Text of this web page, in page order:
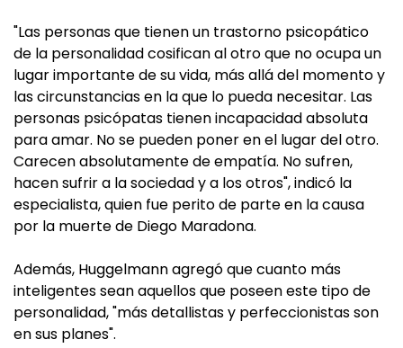
"Las personas que tienen un trastorno psicopático
de la personalidad cosifican al otro que no ocupa un
lugar importante de su vida, más allá del momento y
las circunstancias en la que lo pueda necesitar. Las
personas psicópatas tienen incapacidad absoluta
para amar. No se pueden poner en el lugar del otro.
Carecen absolutamente de empatía. No sufren,
hacen sufrir a la sociedad y a los otros", indicó la
especialista, quien fue perito de parte en la causa
por la muerte de Diego Maradona.
Además, Huggelmann agregó que cuanto más
inteligentes sean aquellos que poseen este tipo de
personalidad, "más detallistas y perfeccionistas son
en sus planes".